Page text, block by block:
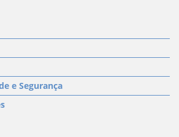
e Segurança